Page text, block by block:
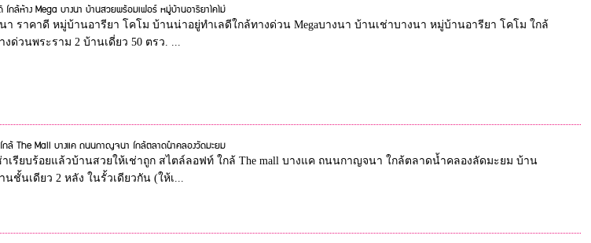
ใกล้ห้าง Mega บางนา บ้านสวยพร้อมเฟอร์ หมู่บ้านอารียาโคโม่
า ราคาดี หมู่บ้านอารียา โคโม บ้านน่าอยู่ทำเลดีใกล้ทางด่วน Megaบางนา บ้านเช่าบางนา หมู่บ้านอารียา โคโม ใกล้
ด่วนพระราม 2 บ้านเดี่ยว 50 ตรว. ...
กล้ The Mall บางแค ถนนกาญจนา ใกล้ตลาดน้ำคลองวัดมะยม
าเรียบร้อยแล้วบ้านสวยให้เช่าถูก สไตล์ลอฟท์ ใกล้ The mall บางแค ถนนกาญจนา ใกล้ตลาดน้ำคลองลัดมะยม บ้าน
ชั้นเดียว 2 หลัง ในรั้วเดียวกัน (ให้เ...